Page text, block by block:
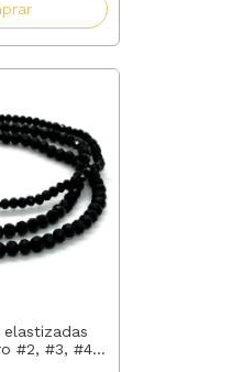
elastizadas
#2, #3, #4 +